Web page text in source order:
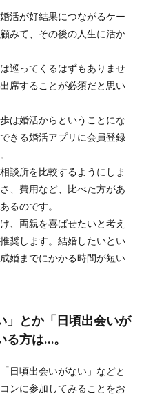
活が好結果につながるケー
みて、その後の人生に活か
巡ってくるはずもありませ
席することが必須だと思い
は婚活からということにな
きる婚活アプリに会員登録
談所を比較するようにしま
、費用など、比べた方があ
るのです。
、両親を喜ばせたいと考え
奨します。結婚したいとい
婚までにかかる時間が短い
」とか「日頃出会いが
方は…。
日頃出会いがない」などと
ンに参加してみることをお